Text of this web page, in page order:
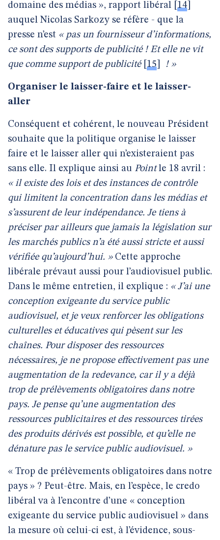
domaine des médias », rapport libéral 14
auquel Nicolas Sarkozy se réfère - que la
presse n’est « pas un fournisseur d’informations,
ce sont des supports de publicité ! Et elle ne vit
que comme support de publicité[ 15 ! »
Organiser le laisser-faire et le laisser-
aller
Conséquent et cohérent, le nouveau Président
souhaite que la politique organise le laisser
faire et le laisser aller qui n’existeraient pas
sans elle. Il explique ainsi au Pointle 18 avril :
« il existe des lois et des instances de contrôle
qui limitent la concentration dans les médias et
s’assurent de leur indépendance. Je tiens à
préciser par ailleurs que jamais la législation sur
les marchés publics n’a été aussi stricte et aussi
vérifiée qu’aujourd’hui. » Cette approche
libérale prévaut aussi pour l’audiovisuel public.
Dans le même entretien, il explique : « J’ai une
conception exigeante du service public
audiovisuel, et je veux renforcer les obligations
culturelles et éducatives qui pèsent sur les
chaînes. Pour disposer des ressources
nécessaires, je ne propose effectivement pas une
augmentation de la redevance, car il y a déjà
trop de prélèvements obligatoires dans notre
pays. Je pense qu’une augmentation des
ressources publicitaires et des ressources tirées
des produits dérivés est possible, et qu’elle ne
dénature pas le service public audiovisuel. »
« Trop de prélèvements obligatoires dans notre
pays » ? Peut-être. Mais, en l’espèce, le credo
libéral va à l’encontre d’une « conception
exigeante du service public audiovisuel » dans
la mesure où celui-ci est, à l’évidence, sous-